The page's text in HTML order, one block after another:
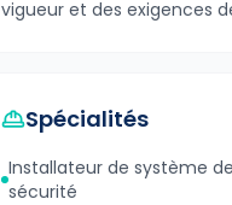
vigueur et des exigences
Spécialités
Installateur de système de
sécurité